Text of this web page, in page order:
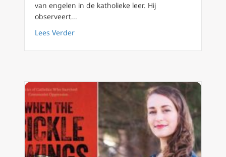
van engelen in de katholieke leer. Hij
observeert...
Lees Verderabout Engelverschijningen: sterke band